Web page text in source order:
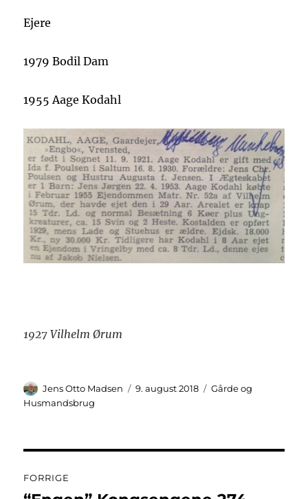
Ejere
1979 Bodil Dam
1955 Aage Kodahl
1927 Vilhelm Ørum
Forfatter
Jens Otto Madsen Udgivet
9. august 2018 Kategorier
Gårde og
Husmandsbrug
FORRIGE